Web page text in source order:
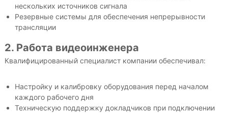
нескольких источников сигнала
Резервные системы для обеспечения непрерывности
трансляции
2. Работа видеоинженера
Квалифицированный специалист компании обеспечивал:
Настройку и калибровку оборудования перед началом
каждого рабочего дня
Техническую поддержку докладчиков при подключении